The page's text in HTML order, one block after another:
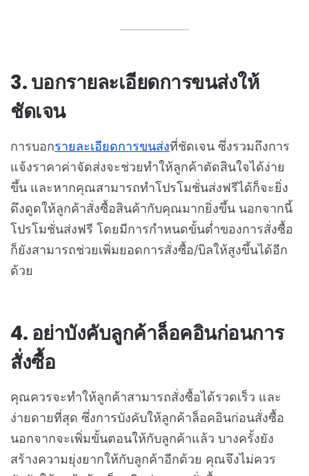
3. บอกรายละเอียดการขนส่งให้
ชัดเจน
การบอกรายละเอียดการขนส่งที่ชัดเจน ซึ่งรวมถึงการ
แจ้งราคาค่าจัดส่งจะช่วยทำให้ลูกค้าตัดสินใจได้ง่าย
ขึ้น และหากคุณสามารถทำโปรโมชั่นส่งฟรีได้ก็จะยิ่ง
ดึงดูดให้ลูกค้าสั่งซื้อสินค้ากับคุณมากยิ่งขึ้น นอกจากนี้
โปรโมชั่นส่งฟรี โดยมีการกำหนดขั้นต่ำของการสั่งซื้อ
ก็ยังสามารถช่วยเพิ่มยอดการสั่งซื้อ/บิลให้สูงขึ้นได้อีก
ด้วย
4. อย่าบังคับลูกค้าล็อคอินก่อนการ
สั่งซื้อ
คุณควรจะทำให้ลูกค้าสามารถสั่งซื้อได้รวดเร็ว และ
ง่ายดายที่สุด ซึ่งการบังคับให้ลูกค้าล็อคอินก่อนสั่งซื้อ
นอกจากจะเพิ่มขั้นตอนให้กับลูกค้าแล้ว บางครั้งยัง
สร้างความยุ่งยากให้กับลูกค้าอีกด้วย คุณจึงไม่ควร